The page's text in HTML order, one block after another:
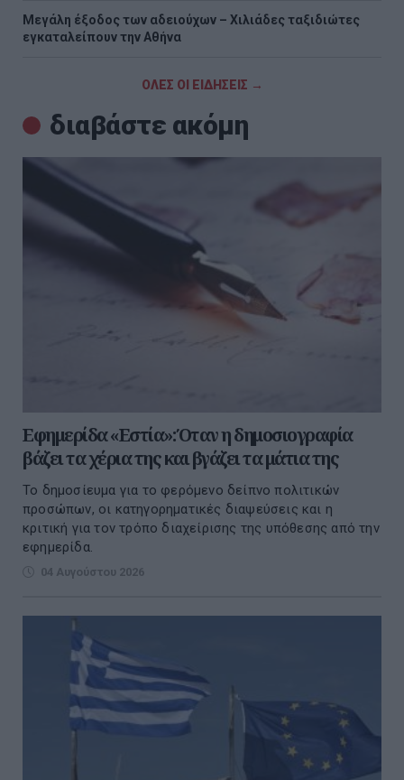
Μεγάλη έξοδος των αδειούχων – Χιλιάδες ταξιδιώτες
εγκαταλείπουν την Αθήνα
ΟΛΕΣ ΟΙ ΕΙΔΗΣΕΙΣ →
διαβάστε ακόμη
Εφημερίδα «Εστία»: Όταν η δημοσιογραφία
βάζει τα χέρια της και βγάζει τα μάτια της
Το δημοσίευμα για το φερόμενο δείπνο πολιτικών
προσώπων, οι κατηγορηματικές διαψεύσεις και η
κριτική για τον τρόπο διαχείρισης της υπόθεσης από την
εφημερίδα.
04 Αυγούστου 2026